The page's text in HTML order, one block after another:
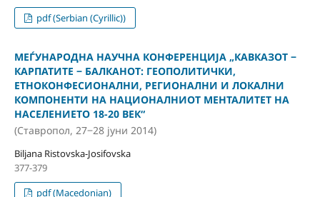
pdf (Serbian (Cyrillic))
МЕЃУНАРОДНА НАУЧНА КОНФЕРЕНЦИЈА „КАВКАЗОТ ‒
КАРПАТИТЕ ‒ БАЛКАНОТ: ГЕОПОЛИТИЧКИ,
ЕТНОКОНФЕСИОНАЛНИ, РЕГИОНАЛНИ И ЛОКАЛНИ
КОМПОНЕНТИ НА НАЦИОНАЛНИОТ МЕНТАЛИТЕТ НА
НАСЕЛЕНИЕТО 18-20 ВЕК“
(Ставропол, 27‒28 јуни 2014)
Biljana Ristovska-Josifovska
377-379
pdf (Macedonian)